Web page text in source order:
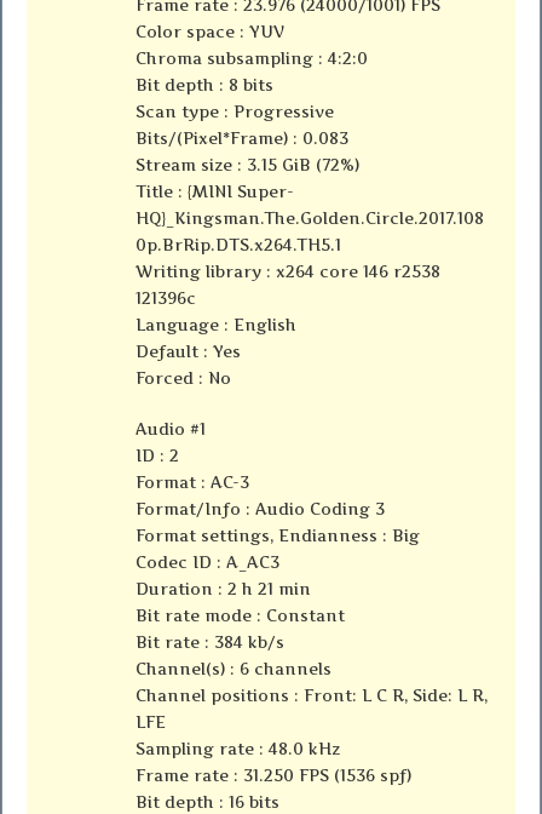
Frame rate : 23.976 (24000/1001) FPS
Color space : YUV
Chroma subsampling : 4:2:0
Bit depth : 8 bits
Scan type : Progressive
Bits/(Pixel*Frame) : 0.083
Stream size : 3.15 GiB (72%)
Title : {MINI Super-
HQ}_Kingsman.The.Golden.Circle.2017.108
0p.BrRip.DTS.x264.TH5.1
Writing library : x264 core 146 r2538
121396c
Language : English
Default : Yes
Forced : No
Audio #1
ID : 2
Format : AC-3
Format/Info : Audio Coding 3
Format settings, Endianness : Big
Codec ID : A_AC3
Duration : 2 h 21 min
Bit rate mode : Constant
Bit rate : 384 kb/s
Channel(s) : 6 channels
Channel positions : Front: L C R, Side: L R,
LFE
Sampling rate : 48.0 kHz
Frame rate : 31.250 FPS (1536 spf)
Bit depth : 16 bits